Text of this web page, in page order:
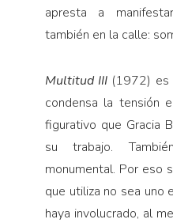
apresta a
también en la calle:
Multitud III (1972) es
condensa la tensión
figurativo que Gracia
su trabajo.
monumental. Por eso
que utiliza no sea uno
haya involucrado, al